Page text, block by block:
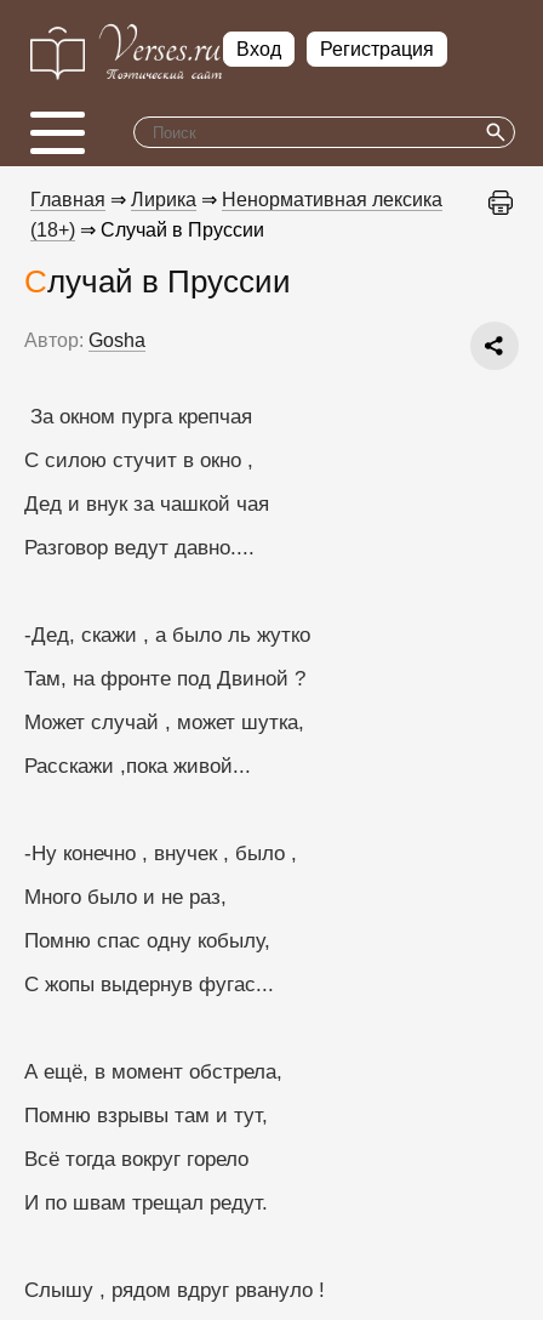
Вход Регистрация
Главная ⇒ Лирика ⇒ Ненормативная лексика
(18+) ⇒ Случай в Пруссии
Случай в Пруссии
Автор: Gosha
За окном пурга крепчая
С силою стучит в окно ,
Дед и внук за чашкой чая
Разговор ведут давно....
-Дед, скажи , а было ль жутко
Там, на фронте под Двиной ?
Может случай , может шутка,
Расскажи ,пока живой...
-Ну конечно , внучек , было ,
Много было и не раз,
Помню спас одну кобылу,
С жопы выдернув фугас...
А ещё, в момент обстрела,
Помню взрывы там и тут,
Всё тогда вокруг горело
И по швам трещал редут.
Слышу , рядом вдруг рвануло !